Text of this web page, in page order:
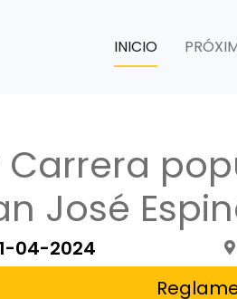
INICIO
Carrera
José
04-2024